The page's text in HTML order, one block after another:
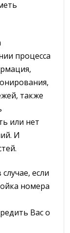
процесса
также
или нет
И
если
номера
Вас о